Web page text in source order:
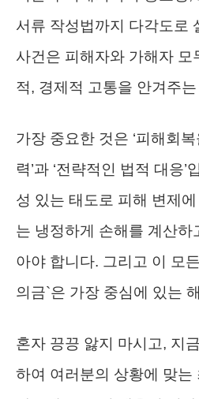
서류 작성법까지 다각도로
사건은 피해자와 가해자 모
적, 경제적 고통을 안겨주
가장 중요한 것은 ‘피해회
력’과 ‘전략적인 법적 대응
성 있는 태도로 피해 변제
는 냉정하게 손해를 계산하
아야 합니다. 그리고 이 모
의금`은 가장 중심에 있는
혼자 끙끙 앓지 마시고, 지
하여 여러분의 상황에 맞는